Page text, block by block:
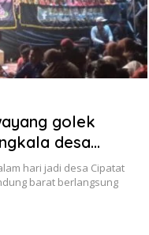
golek
desa
hari jadi desa Cipatat
barat berlangsung